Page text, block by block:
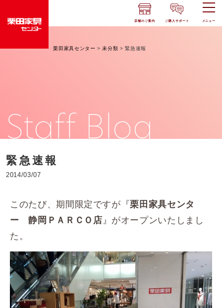
店舗のご案内 ご購入サポート メニュー
栗田家具センター >未分類 >緊急速報
Staff Blog
緊急速報
2014/03/07
このたび、期間限定ですが『栗田家具センタ
ー 静岡ＰＡＲＣＯ店 』がオープンいたしまし
た。